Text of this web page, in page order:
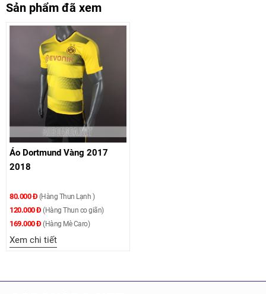
Sản phẩm đã xem
Áo Dortmund Vàng 2017
2018
80.000 Đ (Hàng Thun Lạnh )
120.000 Đ (Hàng Thun co giãn)
169.000 Đ (Hàng Mè Caro)
Xem chi tiết